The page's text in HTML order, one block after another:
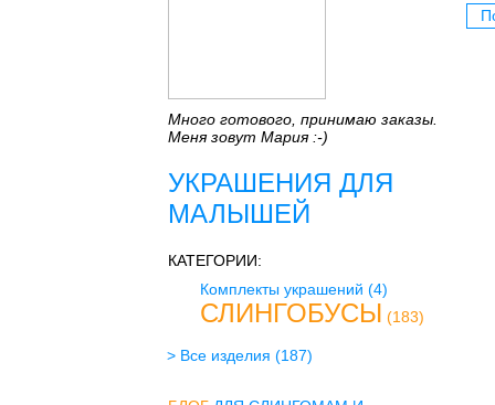
Много готового, принимаю заказы.
Меня зовут Мария :-)
УКРАШЕНИЯ ДЛЯ
МАЛЫШЕЙ
КАТЕГОРИИ:
Комплекты украшений (4)
СЛИНГОБУСЫ (183)
> Все изделия (187)